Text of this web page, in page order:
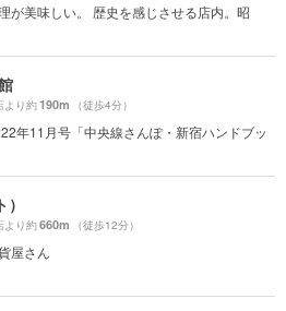
が美味しい。 歴史を感じさせる店内。昭
より約190m （徒歩4分）
年11月号「中央線さんぽ・新宿ハンドブッ
より約660m （徒歩12分）
屋さん